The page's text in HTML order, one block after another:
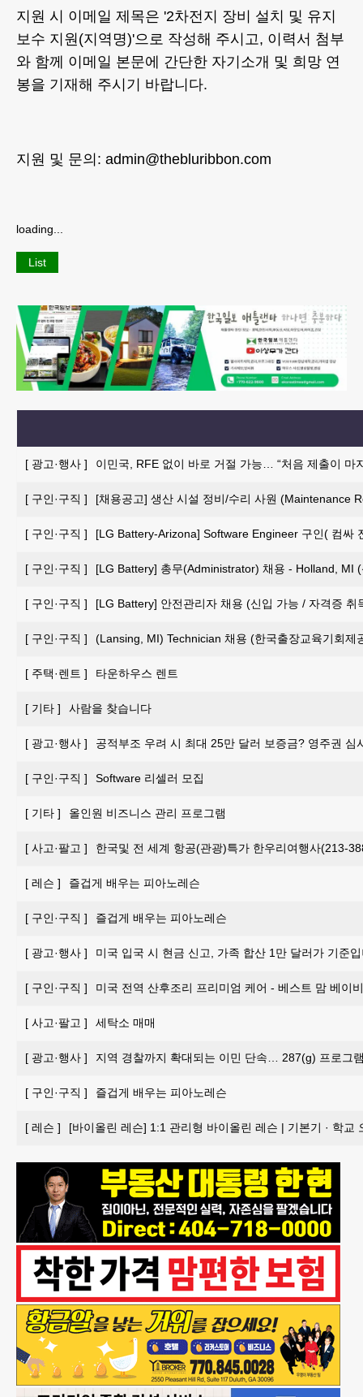
지원 시 이메일 제목은 '2차전지 장비 설치 및 유지
보수 지원(지역명)'으로 작성해 주시고, 이력서 첨부
와 함께 이메일 본문에 간단한 자기소개 및 희망 연
봉을 기재해 주시기 바랍니다.
지원 및 문의: admin@thebluribbon.com
loading...
List
[ 광고·행사 ] 이민국, RFE 없이 바로 거절 가능… “처음 제출이 마
[ 구인·구직 ] [채용공고] 생산 시설 정비/수리 사원 (Maintenance
[ 구인·구직 ] [LG Battery-Arizona] Software Engineer 구인( 컴싸
[ 구인·구직 ] [LG Battery] 총무(Administrator) 채용 - Holland, MI
[ 구인·구직 ] [LG Battery] 안전관리자 채용 (신입 가능 / 자격증 취
[ 구인·구직 ] (Lansing, MI) Technician 채용 (한국출장교육기회제
[ 주택·렌트 ] 타운하우스 렌트
[ 기타 ] 사람을 찾습니다
[ 광고·행사 ] 공적부조 우려 시 최대 25만 달러 보증금? 영주권 심
[ 구인·구직 ] Software 리셀러 모집
[ 기타 ] 올인원 비즈니스 관리 프로그램
[ 사고·팔고 ] 한국및 전 세계 항공(관광)특가 한우리여행사(213-
[ 레슨 ] 즐겁게 배우는 피아노레슨
[ 구인·구직 ] 즐겁게 배우는 피아노레슨
[ 광고·행사 ] 미국 입국 시 현금 신고, 가족 합산 1만 달러가 기준
[ 구인·구직 ] 미국 전역 산후조리 프리미엄 케어 - 베스트 맘 베이
[ 사고·팔고 ] 세탁소 매매
[ 광고·행사 ] 지역 경찰까지 확대되는 이민 단속… 287(g) 프로그
[ 구인·구직 ] 즐겁게 배우는 피아노레슨
[ 레슨 ] [바이올린 레슨] 1:1 관리형 바이올린 레슨 | 기본기 · 학